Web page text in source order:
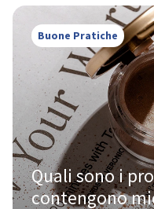
Buone Pratiche
Quali sono i
contengono